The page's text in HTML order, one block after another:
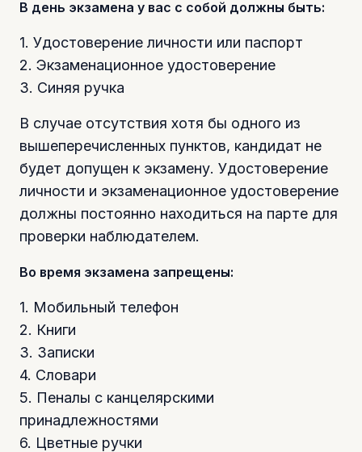
В день экзамена у вас с собой должны быть:
1. Удостоверение личности или паспорт
2. Экзаменационное удостоверение
3. Синяя ручка
В случае отсутствия хотя бы одного из
вышеперечисленных пунктов, кандидат не
будет допущен к экзамену. Удостоверение
личности и экзаменационное удостоверение
должны постоянно находиться на парте для
проверки наблюдателем.
Во время экзамена запрещены:
1. Мобильный телефон
2. Книги
3. Записки
4. Словари
5. Пеналы с канцелярскими
принадлежностями
6. Цветные ручки